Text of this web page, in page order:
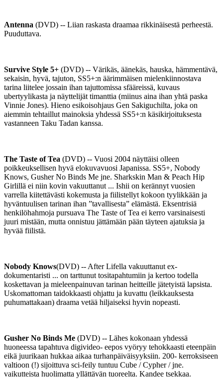
Antenna (DVD) -- Liian raskasta draamaa rikkinäisestä perheestä.
Puuduttava.
Survive Style 5+ (DVD) -- Värikäs, äänekäs, hauska, hämmentävä,
sekaisin, hyvä, tajuton, SS5+:n äärimmäisen mielenkiinnostava
tarina liitelee jossain ihan tajuttomissa sfääreissä, kuvaus
ubertyylikasta ja näyttelijät timanttia (miinus aina ihan yhtä paska
Vinnie Jones). Hieno esikoisohjaus Gen Sakiguchilta, joka on
aiemmin tehtaillut mainoksia yhdessä SS5+:n käsikirjoituksesta
vastanneen Taku Tadan kanssa.
The Taste of Tea (DVD) -- Vuosi 2004 näyttäisi olleen
poikkeuksellisen hyvä elokuvavuosi Japanissa. SS5+, Nobody
Knows, Gusher No Binds Me jne. Sharkskin Man & Peach Hip
Girlillä ei niin kovin vakuuttanut ... Ishii on kerännyt vuosien
varrella kiitettävästi kokemusta ja fiilistellyt kokoon tyylikkään ja
hyväntuulisen tarinan ihan ”tavallisesta” elämästä. Eksentrisiä
henkilöhahmoja pursuava The Taste of Tea ei kerro varsinaisesti
juuri mistään, mutta onnistuu jättämään pään täyteen ajatuksia ja
hyvää fiilistä.
Nobody Knows(DVD) -- After Lifella vakuuttanut ex-
dokumentaristi ... on tarttunut tositapahtumiin ja kertoo todella
koskettavan ja mieleenpainuvan tarinan heitteille jätetyistä lapsista.
Uskomattoman taidokkaasti ohjattu ja kuvattu (leikkauksesta
puhumattakaan) draama vetää hiljaiseksi hyvin nopeasti.
Gusher No Binds Me (DVD) -- Lähes kokonaan yhdessä
huoneessa tapahtuva digivideo- eepos vyöryy tehokkaasti eteenpäin
eikä juurikaan hukkaa aikaa turhanpäiväisyyksiin. 200- kerroksiseen
valtioon (!) sijoittuva sci-feily tuntuu Cube / Cypher / jne.
vaikutteista huolimatta yllättävän tuoreelta. Kandee tsekkaa.